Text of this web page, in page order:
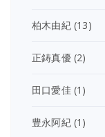
柏木由紀(13)
正鋳真優(2)
田口愛佳(1)
豊永阿紀(1)